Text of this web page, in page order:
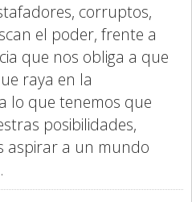
corruptos,
el poder, frente a
que nos obliga a que
raya en la
lo que tenemos que
posibilidades,
aspirar a un mundo